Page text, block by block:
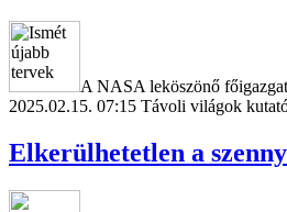
A NASA leköszönő
2025.02.15. 07:15 Távoli világok
Elkerülhetetlen a